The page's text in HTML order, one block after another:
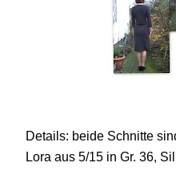
Details: beide Schnitte
Lora aus 5/15 in Gr. 36,